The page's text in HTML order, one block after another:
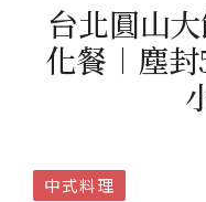
台北圓山
化餐︱塵
中式料理